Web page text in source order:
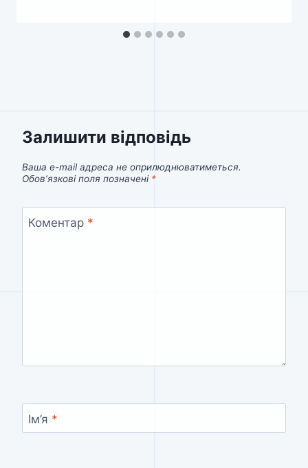
Залишити відповідь
Ваша e-mail адреса не оприлюднюватиметься.
Обов’язкові поля позначені *
Коментар *
Ім’я *